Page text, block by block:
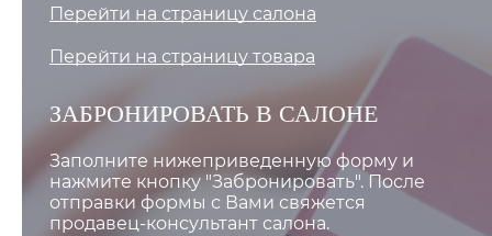
Перейти на страницу салона
Перейти на страницу товара
ЗАБРОНИРОВАТЬ В САЛОНЕ
Заполните нижеприведенную форму и
нажмите кнопку "Забронировать". После
отправки формы с Вами свяжется
продавец-консультант салона.